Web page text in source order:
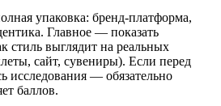
упаковка: бренд-платформа,
Главное — показать
стиль выглядит на реальных
сайт, сувениры). Если перед
исследования — обязательно
баллов.